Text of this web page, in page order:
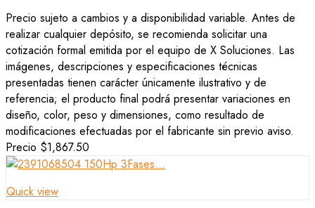
Precio sujeto a cambios y a disponibilidad variable. Antes de
realizar cualquier depósito, se recomienda solicitar una
cotización formal emitida por el equipo de X Soluciones. Las
imágenes, descripciones y especificaciones técnicas
presentadas tienen carácter únicamente ilustrativo y de
referencia; el producto final podrá presentar variaciones en
diseño, color, peso y dimensiones, como resultado de
modificaciones efectuadas por el fabricante sin previo aviso.
Precio $1,867.50
Quick view